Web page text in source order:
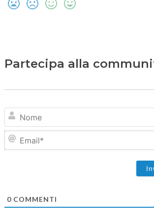
Partecipa alla
0COMMENTI